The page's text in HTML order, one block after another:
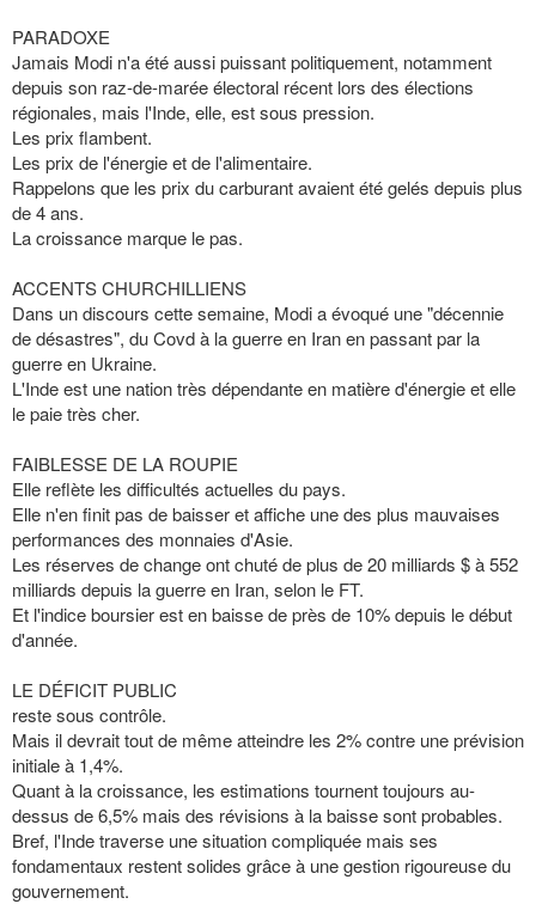
PARADOXE
Jamais Modi n'a été aussi puissant politiquement, notamment
depuis son raz-de-marée électoral récent lors des élections
régionales, mais l'Inde, elle, est sous pression.
Les prix flambent.
Les prix de l'énergie et de l'alimentaire.
Rappelons que les prix du carburant avaient été gelés depuis plus
de 4 ans.
La croissance marque le pas.
ACCENTS CHURCHILLIENS
Dans un discours cette semaine, Modi a évoqué une "décennie
de désastres", du Covd à la guerre en Iran en passant par la
guerre en Ukraine.
L'Inde est une nation très dépendante en matière d'énergie et elle
le paie très cher.
FAIBLESSE DE LA ROUPIE
Elle reflète les difficultés actuelles du pays.
Elle n'en finit pas de baisser et affiche une des plus mauvaises
performances des monnaies d'Asie.
Les réserves de change ont chuté de plus de 20 milliards $ à 552
milliards depuis la guerre en Iran, selon le FT.
Et l'indice boursier est en baisse de près de 10% depuis le début
d'année.
LE DÉFICIT PUBLIC
reste sous contrôle.
Mais il devrait tout de même atteindre les 2% contre une prévision
initiale à 1,4%.
Quant à la croissance, les estimations tournent toujours au-
dessus de 6,5% mais des révisions à la baisse sont probables.
Bref, l'Inde traverse une situation compliquée mais ses
fondamentaux restent solides grâce à une gestion rigoureuse du
gouvernement.